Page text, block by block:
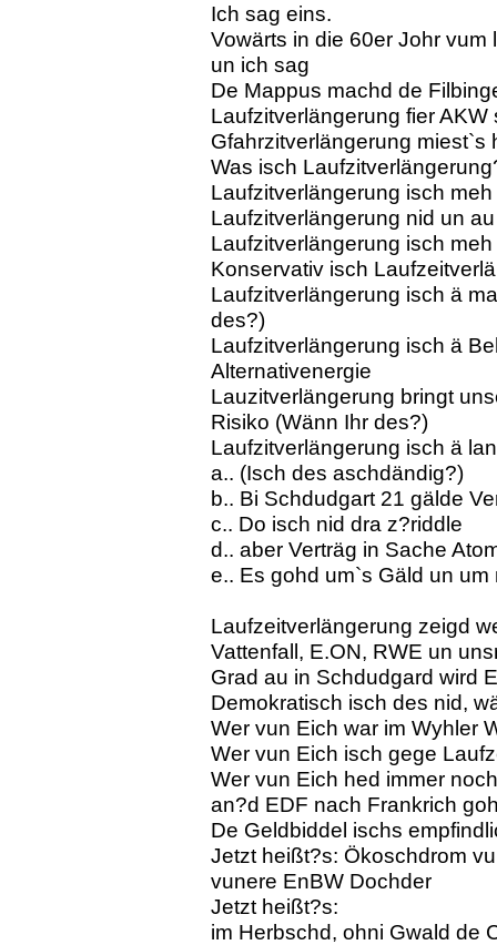
Ich sag eins.
Vowärts in die 60er Johr
un ich sag
De Mappus machd de
Laufzitverlängerung fier AKW
Gfahrzitverlängerung miest`s
Was isch
Laufzitverlängerung isch
Laufzitverlängerung nid un
Laufzitverlängerung isch
Konservativ isch
Laufzitverlängerung isch ä
des?)
Laufzitverlängerung isch ä
Alternativenergie
Lauzitverlängerung bringt
Risiko (Wänn Ihr des?)
Laufzitverlängerung isch ä
a.. (Isch des aschdändig?)
b.. Bi Schdudgart 21 gälde
c.. Do isch nid dra z?riddle
d.. aber Verträg in Sache
e.. Es gohd um`s Gäld un um
Laufzeitverlängerung zeigd
Vattenfall, E.ON, RWE un
Grad au in Schdudgard wird
Demokratisch isch des nid,
Wer vun Eich war im Wyhler
Wer vun Eich isch gege
Wer vun Eich hed immer
an?d EDF nach Frankrich
De Geldbiddel ischs
Jetzt heißt?s: Ökoschdrom
vunere EnBW Dochder
Jetzt heißt?s:
im Herbschd, ohni Gwald de